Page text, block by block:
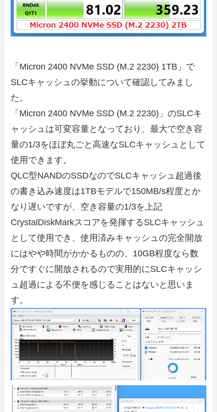
「Micron 2400 NVMe SSD (M.2 2230) 1TB」で
SLCキャッシュの挙動について確認してみまし
た。
「Micron 2400 NVMe SSD (M.2 2230)」のSLCキ
ャッシュは可変容量となっており、最大で空き容
量の1/3をほぼ丸ごと高速なSLCキャッシュとして
使用できます。
QLC型NANDのSSDなのでSLCキャッシュ超過後
の書き込み速度は1TBモデルで150MB/s程度とか
なり遅いですが、空き容量の1/3を上記
CrystalDiskMarkスコアを発揮するSLCキャッシュ
として使用でき、使用済みキャッシュの完全開放
にはやや時間がかかるものの、10GB程度なら数
分ですぐに開放されるので実用的にSLCキャッシ
ュ超過による不便を感じることはないと思いま
す。